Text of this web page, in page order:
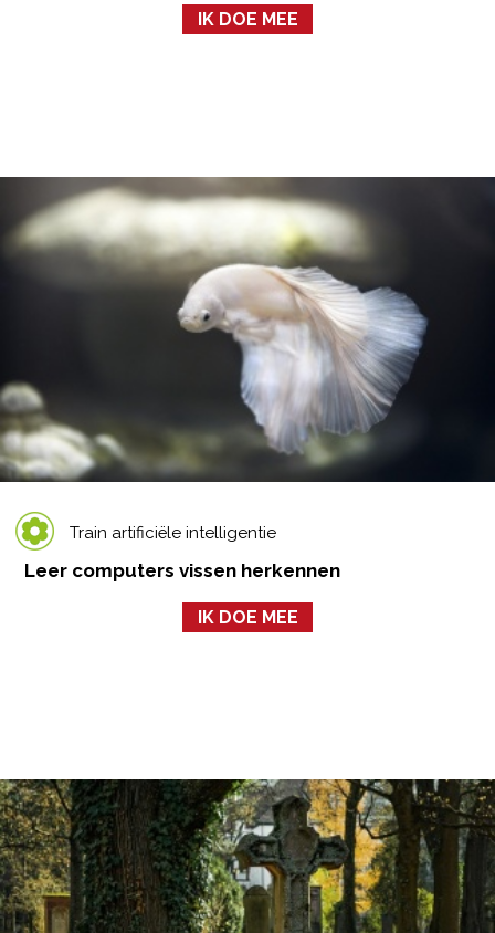
IK DOE MEE
Train artificiële intelligentie
Leer computers vissen herkennen
IK DOE MEE